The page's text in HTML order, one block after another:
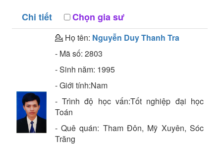
Chi tiết Chọn gia sư
💁 Họ tên: Nguyễn Duy Thanh Tra
- Mã số: 2803
- Sinh năm: 1995
- Giới tính:Nam
- Trình độ học vấn:Tốt nghiệp đại học
Toán
- Quê quán: Tham Đôn, Mỹ Xuyên, Sóc
Trăng